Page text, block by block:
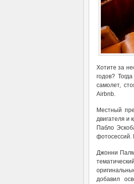
Хотите за
годов?
самолет,
Airbnb.
Местный
двигателя и
Пабло
фотосессий.
Джонни
добавил